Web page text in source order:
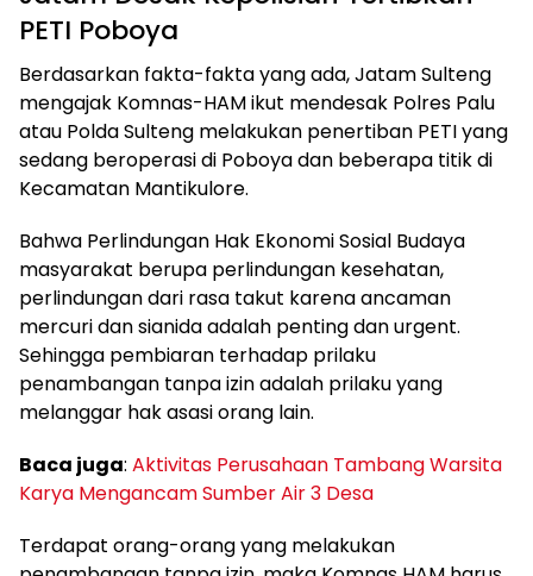
PETI Poboya
Berdasarkan fakta-fakta yang ada, Jatam Sulteng
mengajak Komnas-HAM ikut mendesak Polres Palu
atau Polda Sulteng melakukan penertiban PETI yang
sedang beroperasi di Poboya dan beberapa titik di
Kecamatan Mantikulore.
Bahwa Perlindungan Hak Ekonomi Sosial Budaya
masyarakat berupa perlindungan kesehatan,
perlindungan dari rasa takut karena ancaman
mercuri dan sianida adalah penting dan urgent.
Sehingga pembiaran terhadap prilaku
penambangan tanpa izin adalah prilaku yang
melanggar hak asasi orang lain.
Baca juga: Aktivitas Perusahaan Tambang Warsita
Karya Mengancam Sumber Air 3 Desa
Terdapat orang-orang yang melakukan